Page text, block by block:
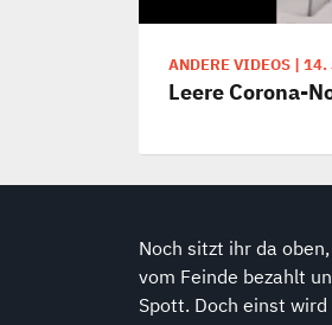
ANDERE VIDEOS | 14.
Leere Corona-
Noch sitzt ihr da
vom Feinde bezahlt
Spott. Doch einst